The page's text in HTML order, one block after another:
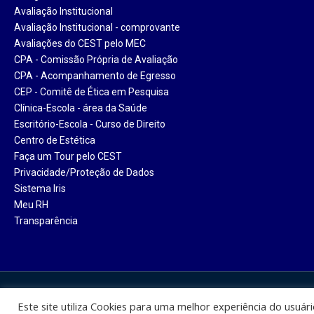
Avaliação Institucional
Avaliação Institucional - comprovante
Avaliações do CEST pelo MEC
CPA - Comissão Própria de Avaliação
CPA - Acompanhamento de Egresso
CEP - Comitê de Ética em Pesquisa
Clínica-Escola - área da Saúde
Escritório-Escola - Curso de Direito
Centro de Estética
Faça um Tour pelo CEST
Privacidade/Proteção de Dados
Sistema Iris
Meu RH
Transparência
Este site utiliza Cookies para uma melhor experiência do